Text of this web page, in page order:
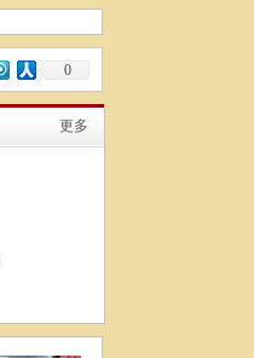
0
更多